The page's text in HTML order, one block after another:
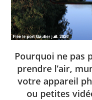
Pourquoi ne pas
prendre l’air,
votre appareil
ou petites